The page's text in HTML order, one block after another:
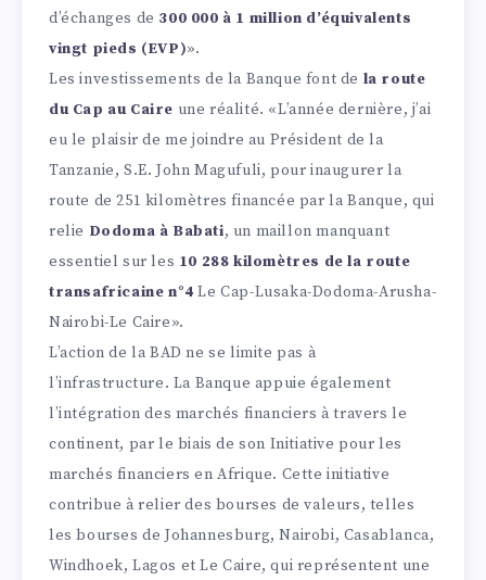
d’échanges de 300 000 à 1 million d’équivalents
vingt pieds (EVP)».
Les investissements de la Banque font de la route
du Cap au Caire une réalité. «L’année dernière, j’ai
eu le plaisir de me joindre au Président de la
Tanzanie, S.E. John Magufuli, pour inaugurer la
route de 251 kilomètres financée par la Banque, qui
relie Dodoma à Babati, un maillon manquant
essentiel sur les 10 288 kilomètres de la route
transafricaine n°4Le Cap-Lusaka-Dodoma-Arusha-
Nairobi-Le Caire».
L’action de la BAD ne se limite pas à
l’infrastructure. La Banque appuie également
l’intégration des marchés financiers à travers le
continent, par le biais de son Initiative pour les
marchés financiers en Afrique. Cette initiative
contribue à relier des bourses de valeurs, telles
les bourses de Johannesburg, Nairobi, Casablanca,
Windhoek, Lagos et Le Caire, qui représentent une